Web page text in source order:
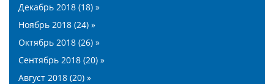
Декабрь 2018 (18) »
Ноябрь 2018 (24) »
Октябрь 2018 (26) »
Сентябрь 2018 (20) »
Август 2018 (20) »